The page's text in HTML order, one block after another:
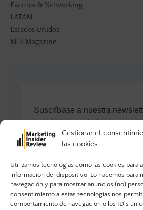
Gestionar el
las cookies
Utilizamos tecnologías como las cookies para
información del dispositivo. Lo hacemos para
navegación y para mostrar anuncios (no)
consentimiento a estas tecnologías nos
comportamiento de navegación o los ID's
Eventos & Networking
LATAM
Estados Unidos
MIR Magazine